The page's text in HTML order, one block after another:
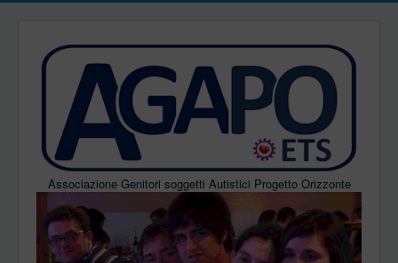
Associazione Genitori soggetti Autistici Progetto Orizzonte